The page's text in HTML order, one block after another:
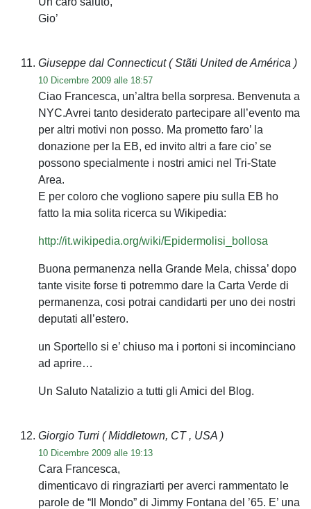
Gio’
Giuseppe dal Connecticut( Stãti United de América )
10 Dicembre 2009 alle 18:57
Ciao Francesca, un’altra bella sorpresa. Benvenuta a
NYC.Avrei tanto desiderato partecipare all’evento ma
per altri motivi non posso. Ma prometto faro’ la
donazione per la EB, ed invito altri a fare cio’ se
possono specialmente i nostri amici nel Tri-State
Area.
E per coloro che vogliono sapere piu sulla EB ho
fatto la mia solita ricerca su Wikipedia:
http://it.wikipedia.org/wiki/Epidermolisi_bollosa
Buona permanenza nella Grande Mela, chissa’ dopo
tante visite forse ti potremmo dare la Carta Verde di
permanenza, cosi potrai candidarti per uno dei nostri
deputati all’estero.
un Sportello si e’ chiuso ma i portoni si incominciano
ad aprire…
Un Saluto Natalizio a tutti gli Amici del Blog.
Giorgio Turri ( Middletown, CT , USA )
10 Dicembre 2009 alle 19:13
Cara Francesca,
dimenticavo di ringraziarti per averci rammentato le
parole de “Il Mondo” di Jimmy Fontana del ’65. E’ una